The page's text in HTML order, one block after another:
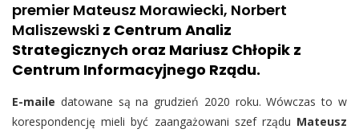
premier Mateusz Morawiecki, Norbert
Maliszewski z Centrum Analiz
Strategicznych oraz Mariusz Chłopik z
Centrum Informacyjnego Rządu.
E-maile datowane są na grudzień 2020 roku. Wówczas to w
korespondencję mieli być zaangażowani szef rządu Mateusz